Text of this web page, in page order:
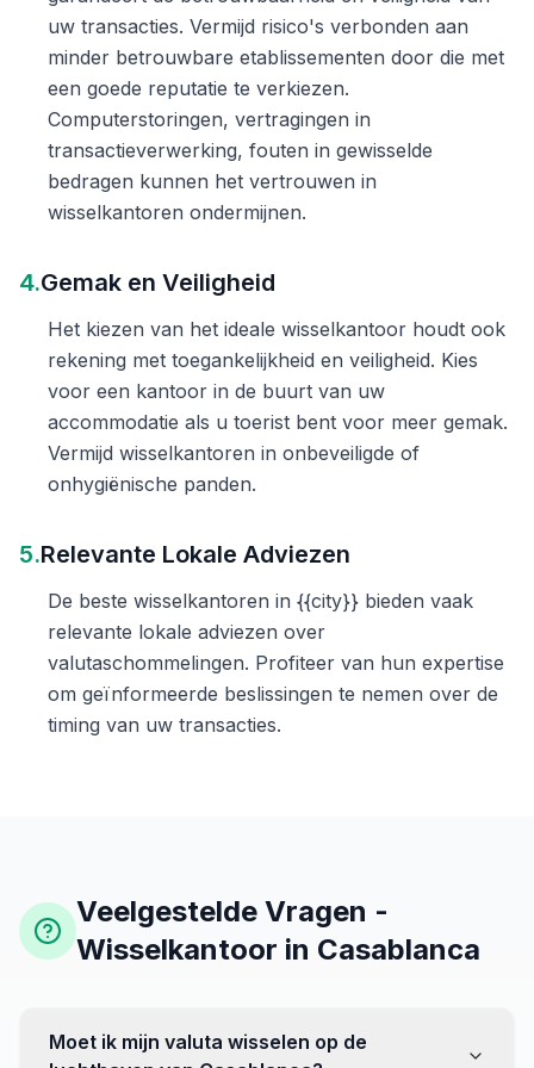
uw transacties. Vermijd risico's verbonden aan
minder betrouwbare etablissementen door die met
een goede reputatie te verkiezen.
Computerstoringen, vertragingen in
transactieverwerking, fouten in gewisselde
bedragen kunnen het vertrouwen in
wisselkantoren ondermijnen.
4.Gemak en Veiligheid
Het kiezen van het ideale wisselkantoor houdt ook
rekening met toegankelijkheid en veiligheid. Kies
voor een kantoor in de buurt van uw
accommodatie als u toerist bent voor meer gemak.
Vermijd wisselkantoren in onbeveiligde of
onhygiënische panden.
5.Relevante Lokale Adviezen
De beste wisselkantoren in {{city}} bieden vaak
relevante lokale adviezen over
valutaschommelingen. Profiteer van hun expertise
om geïnformeerde beslissingen te nemen over de
timing van uw transacties.
Veelgestelde Vragen -
Wisselkantoor in Casablanca
Moet ik mijn valuta wisselen op de